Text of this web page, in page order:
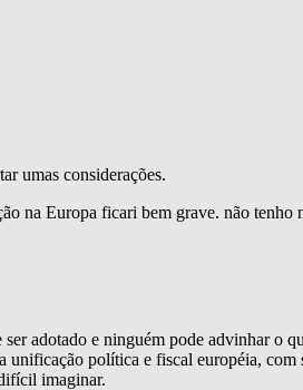
umas considerações.
na Europa ficari bem grave. não
adotado e ninguém pode advinhar o
política e fiscal européia, com
imaginar.